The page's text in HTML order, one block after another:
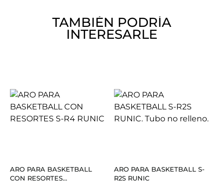
TAMBIÉN PODRÍA
INTERESARLE
ARO PARA BASKETBALL
CON RESORTES...
ARO PARA BASKETBALL S-
R2S RUNIC